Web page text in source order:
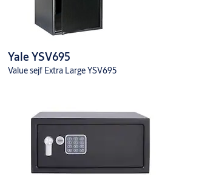
Yale YSV695
Value sejf Extra Large YSV695